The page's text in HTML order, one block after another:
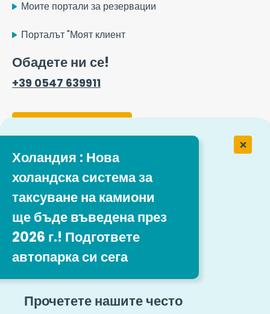
Холандия : Нова
холандска система за
таксуване на камиони
ще бъде въведена през
2026 г.! Подгответе
автопарка си сега
Прочетете нашите често
Моите портали за резервации
Порталът "Моят клиент
Обадете ни се!
+39 0547 639911
Работа в Easytrip Transport
Services
Нашите предложения за работа
Следвайте ни